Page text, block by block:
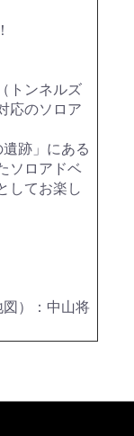
トンネルズ
応のソロア
跡」にある
ソロアドベ
してお楽し
）：中山将